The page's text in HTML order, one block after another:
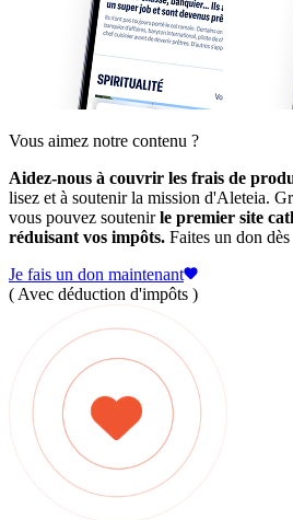
Vous aimez notre contenu ?
Aidez-nous à couvrir les frais de
lisez et à soutenir la mission d'Aleteia.
vous pouvez soutenirle premier site
réduisant vos impôts. Faites un don
Je fais un don maintenant
( Avec déduction d'impôts )